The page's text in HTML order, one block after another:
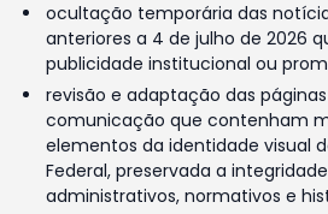
ocultação temporária das
anteriores a 4 de julho de 2026
publicidade institucional ou
revisão e adaptação das
comunicação que contenham
elementos da identidade visual
Federal, preservada a
administrativos, normativos e